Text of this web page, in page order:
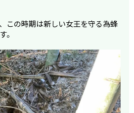
この時期は新しい女王を守る為蜂
。